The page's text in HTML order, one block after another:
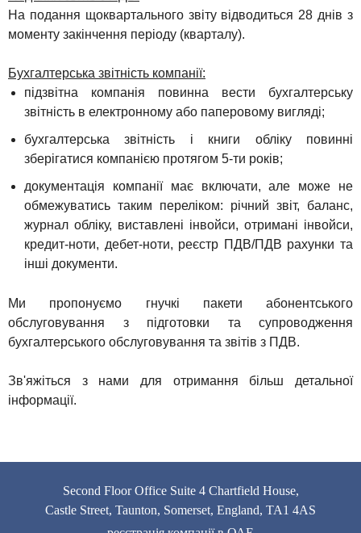
На подання щоквартального звіту відводиться 28 днів з
моменту закінчення періоду (кварталу).
Бухгалтерська звітність компанії:
підзвітна компанія повинна вести бухгалтерську
звітність в електронному або паперовому вигляді;
бухгалтерська звітність і книги обліку повинні
зберігатися компанією протягом 5-ти років;
документація компанії має включати, але може не
обмежуватись таким переліком: річний звіт, баланс,
журнал обліку, виставлені інвойси, отримані інвойси,
кредит-ноти, дебет-ноти, реєстр ПДВ/ПДВ рахунки та
інші документи.
Ми пропонуємо гнучкі пакети абонентського
обслуговування з підготовки та супроводження
бухгалтерського обслуговування та звітів з ПДВ.
Зв'яжіться з нами для отримання більш детальної
інформації.
Second Floor Office Suite 4 Chartfield House,
Castle Street, Taunton, Somerset, England, TA1 4AS